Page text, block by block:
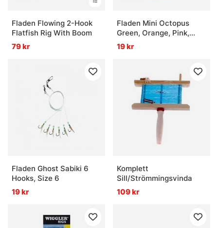
Fladen Flowing 2-Hook
Flatfish Rig With Boom
79 kr
Fladen Mini Octopus
Green, Orange, Pink,
Hook Size 6/0
19 kr
Fladen Ghost Sabiki 6
Hooks, Size 6
19 kr
Komplett
Sill/Strömmingsvinda
109 kr